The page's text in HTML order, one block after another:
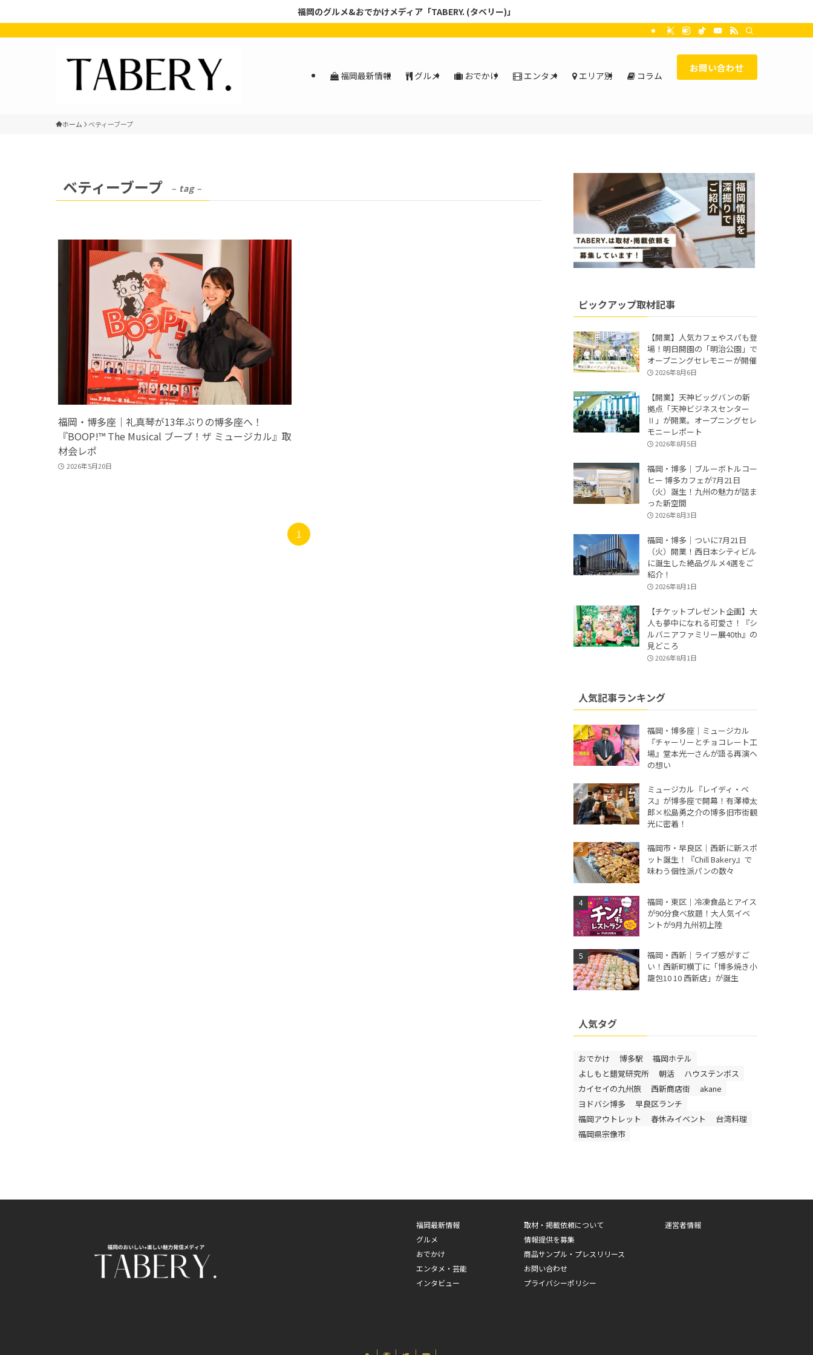
福岡のグルメ&おでかけメディア「TABERY. (タベリー)」
福岡最新情報 グルメ おでかけ エンタメ エリア別 コラム
お問い合わせ
ホーム ベティーブープ
ベティーブープ – tag –
福岡・博多座｜礼真琴が13年ぶりの博多座へ！
『BOOP!™ The Musical ブープ！ザ ミュージカル』取
材会レポ
2026年5月20日
1
ピックアップ取材記事
【開業】人気カフェやスパも登
場！明日開園の「明治公園」で
オープニングセレモニーが開催
2026年8月6日
【開業】天神ビッグバンの新
拠点「天神ビジネスセンター
Ⅱ」が開業。オープニングセレ
モニーレポート
2026年8月5日
福岡・博多｜ブルーボトルコー
ヒー 博多カフェが7月21日
（火）誕生！九州の魅力が詰ま
った新空間
2026年8月3日
福岡・博多｜ついに7月21日
（火）開業！西日本シティビル
に誕生した絶品グルメ4選をご
紹介！
2026年8月1日
【チケットプレゼント企画】大
人も夢中になれる可愛さ！『シ
ルバニアファミリー展40th』の
見どころ
2026年8月1日
人気記事ランキング
福岡・博多座｜ミュージカル
『チャーリーとチョコレート工
場』堂本光一さんが語る再演へ
の想い
ミュージカル『レイディ・ベ
ス』が博多座で開幕！有澤樟太
郎×松島勇之介の博多旧市街観
光に密着！
福岡市・早良区｜西新に新スポ
ット誕生！『Chill Bakery』で
味わう個性派パンの数々
福岡・東区｜冷凍食品とアイス
が90分食べ放題！大人気イベ
ントが9月九州初上陸
福岡・西新｜ライブ感がすご
い！西新町横丁に「博多焼き小
籠包10 10 西新店」が誕生
人気タグ
おでかけ 博多駅
福岡ホテル
よしもと錯覚研究所
朝活
ハウステンボス
カイセイの九州旅
西新商店街
akane
ヨドバシ博多
早良区ランチ
福岡アウトレット
春休みイベント
台湾料理
福岡県宗像市
福岡最新情報
グルメ
おでかけ
エンタメ・芸能
インタビュー
取材・掲載依頼について
情報提供を募集
商品サンプル・プレスリリース
お問い合わせ
プライバシーポリシー
運営者情報